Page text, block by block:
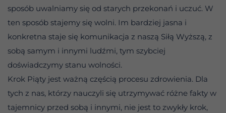
sposób uwalniamy się od starych przekonań i uczuć. W
ten sposób stajemy się wolni. Im bardziej jasna i
konkretna staje się komunikacja z naszą Siłą Wyższą, z
sobą samym i innymi ludźmi, tym szybciej
doświadczymy stanu wolności.
Krok Piąty jest ważną częścią procesu zdrowienia. Dla
tych z nas, którzy nauczyli się utrzymywać różne fakty w
tajemnicy przed sobą i innymi, nie jest to zwykły krok,